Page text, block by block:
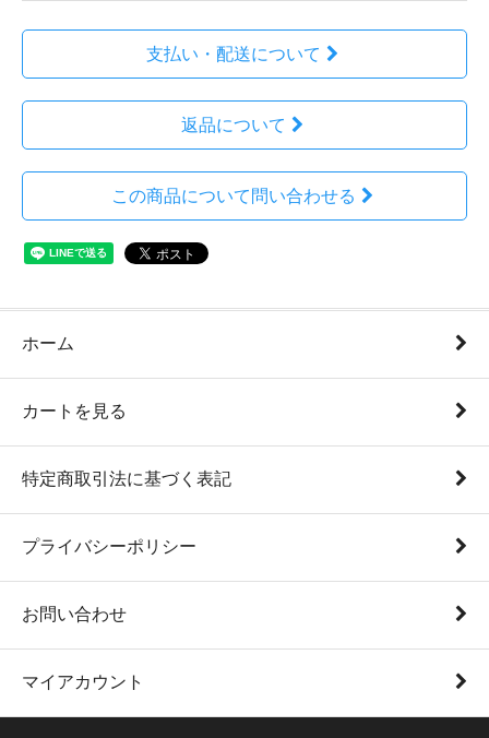
支払い・配送について
返品について
この商品について問い合わせる
ホーム
カートを見る
特定商取引法に基づく表記
プライバシーポリシー
お問い合わせ
マイアカウント